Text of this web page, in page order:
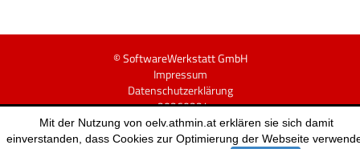
© SoftwareWerkstatt GmbH
Impressum
Datenschutzerklärung
v20260224
Mit der Nutzung von oelv.athmin.at erklären sie sich damit
einverstanden, dass Cookies zur Optimierung der Webseite